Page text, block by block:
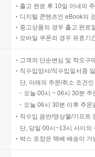
출고 완료 후 10일 이내의
디지털 콘텐츠인 eBook의
중고상품의 경우 출고 완료
모바일 쿠폰의 경우 유효기
고객의 단순변심 및 착오구
직수입양서/직수입일서중
단, 아래의 주문/취소 조건
오늘 00시 ~ 06시 30분
오늘 06시 30분 이후 주
직수입 음반/영상물/기프트
단, 당일 00시~13시 사이의
박스 포장은 택배 배송이